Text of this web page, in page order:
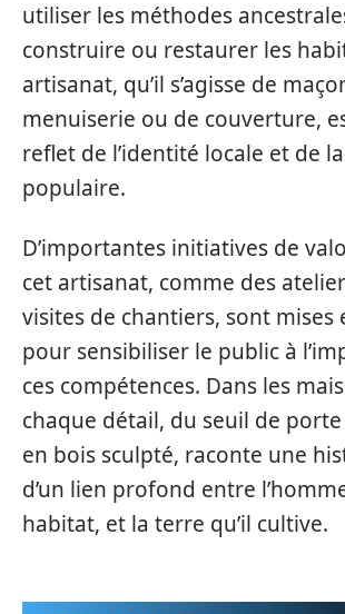
utiliser les méthodes
construire ou restaurer les
artisanat, qu’il s’agisse de
menuiserie ou de couverture,
reflet de l’identité locale et de
populaire.
D’importantes initiatives de
cet artisanat, comme des
visites de chantiers, sont mises
pour sensibiliser le public à
ces compétences. Dans les
chaque détail, du seuil de
en bois sculpté, raconte une
d’un lien profond entre
habitat, et la terre qu’il cultive.